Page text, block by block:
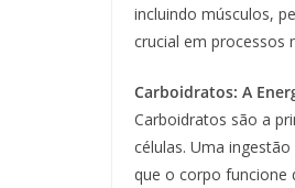
incluindo músculos,
crucial em processos
Carboidratos: A
Carboidratos são a
células. Uma
que o corpo funcione